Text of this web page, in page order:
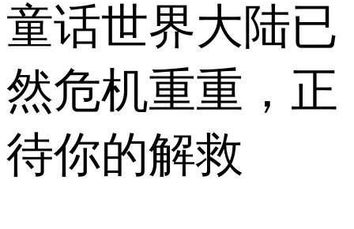
童话世界大陆已
然危机重重，正
待你的解救